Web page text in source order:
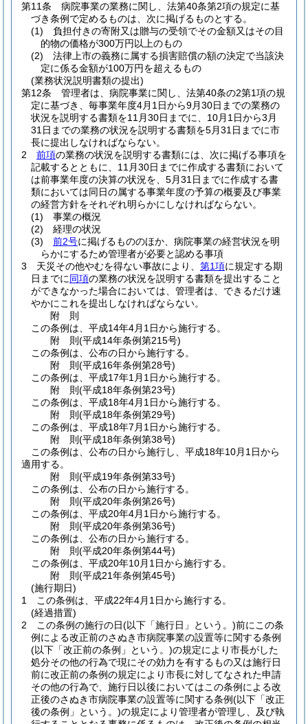
第11条
病院事業の業務に関し、法第40条第2項の規定に基
づき条例で定めるものは、次に掲げるものとする。
(1)
負担付きの寄附又は贈与の受領でその金額又はその目
的物の価格が300万円以上のもの
(2)
法律上市の義務に属する損害賠償の額の決定で当該決
定に係る金額が100万円を超えるもの
(業務状況説明書類の提出)
第12条
管理者は、病院事業に関し、法第40条の2第1項の規
定に基づき、毎事業年度4月1日から9月30日までの業務の
状況を説明する書類を11月30日までに、10月1日から3月
31日までの業務の状況を説明する書類を5月31日までに市
長に提出しなければならない。
2
前項の業務の状況を説明する書類には、次に掲げる事項を
記載するとともに、11月30日までに作成する書類において
は前事業年度の決算の状況を、5月31日までに作成する書
類においては同日の属する事業年度の予算の概要及び事業
の経営方針をそれぞれ明らかにしなければならない。
(1)
事業の概況
(2)
経理の状況
(3)
前2号に掲げるもののほか、病院事業の経営状況を明
らかにするため管理者が必要と認める事項
3
天災その他やむを得ない事故により、 第1項に規定する期
日までに同項の業務の状況を説明する書類を提出すること
ができなかった場合においては、管理者は、できるだけ速
やかにこれを提出しなければならない。
附 則
この条例は、平成14年4月1日から施行する。
附 則(平成14年条例第215号)
この条例は、公布の日から施行する。
附 則(平成16年条例第28号)
この条例は、平成17年1月1日から施行する。
附 則(平成18年条例第23号)
この条例は、平成18年4月1日から施行する。
附 則(平成18年条例第29号)
この条例は、平成18年7月1日から施行する。
附 則(平成18年条例第38号)
この条例は、公布の日から施行し、平成18年10月1日から
適用する。
附 則(平成19年条例第33号)
この条例は、公布の日から施行する。
附 則(平成20年条例第26号)
この条例は、平成20年4月1日から施行する。
附 則(平成20年条例第36号)
この条例は、公布の日から施行する。
附 則(平成20年条例第44号)
この条例は、平成20年10月1日から施行する。
附 則(平成21年条例第45号)
(施行期日)
1
この条例は、平成22年4月1日から施行する。
(経過措置)
2
この条例の施行の日(以下「施行日」という。)前にこの条
例による改正前のさぬき市病院事業の設置等に関する条例
(以下「改正前の条例」という。)の規定により市長がした
処分その他の行為で現にその効力を有するもの又は施行日
前に改正前の条例の規定により市長に対してなされた申請
その他の行為で、施行日以後においてはこの条例による改
正後のさぬき市病院事業の設置等に関する条例(以下「改正
後の条例」という。)の規定により管理者が管理し、及び執